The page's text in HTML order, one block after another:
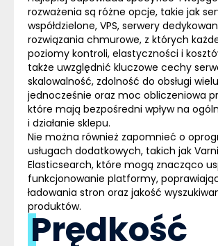
rozważenia są różne opcje, takie jak
współdzielone, VPS, serwery
rozwiązania chmurowe, z których
poziomy kontroli, elastyczności i
także uwzględnić kluczowe cechy
skalowalność, zdolność do obsługi
jednocześnie oraz moc obliczeniowa
które mają bezpośredni wpływ na
i działanie sklepu.
Nie można również zapomnieć o
usługach dodatkowych, takich jak
Elasticsearch, które mogą znacząco
funkcjonowanie platformy,
ładowania stron oraz jakość
produktów.
Prędkość